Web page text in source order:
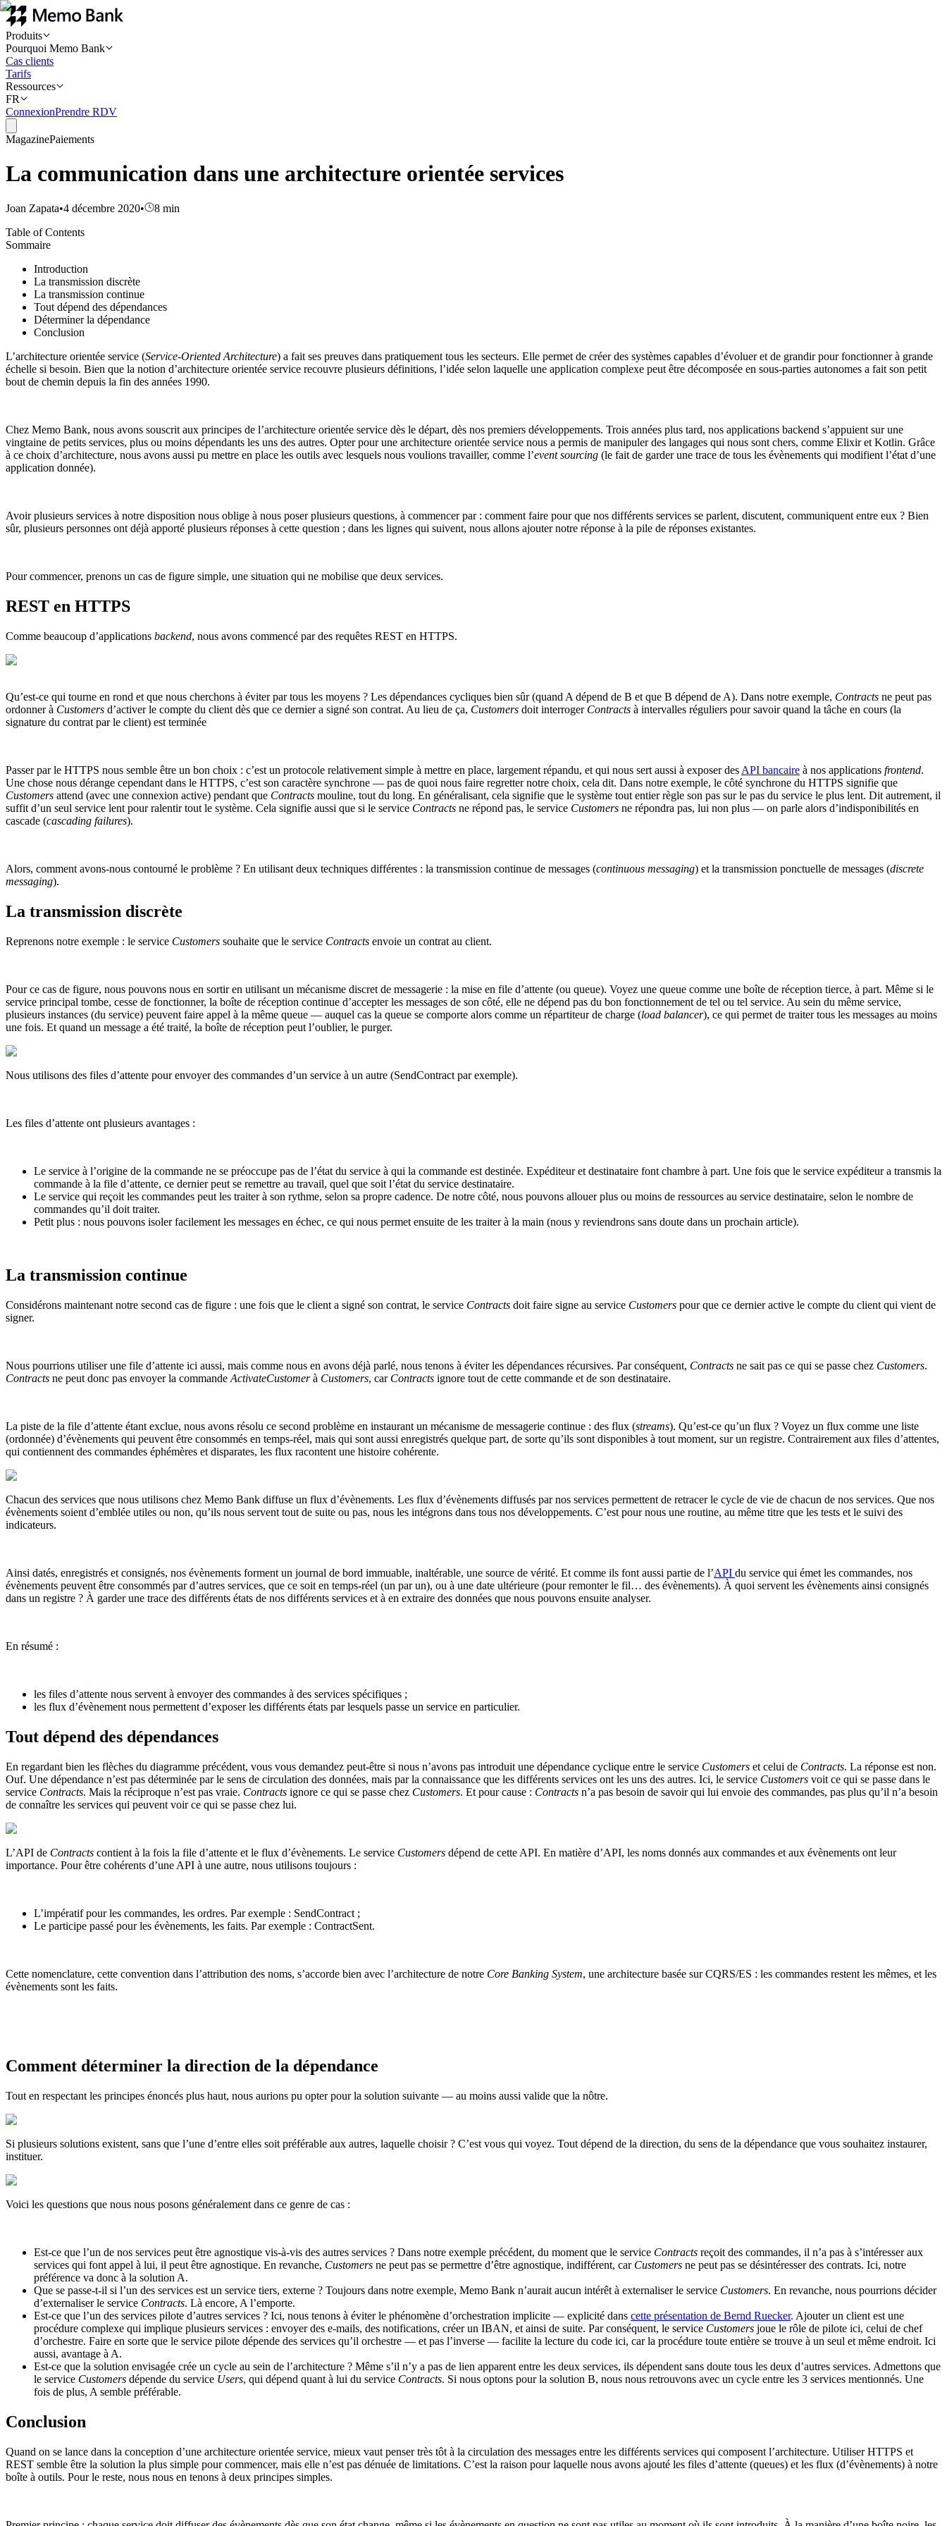
Produits
Pourquoi Memo Bank
Cas clients
Tarifs
Ressources
FR
ConnexionPrendre RDV
MagazinePaiements
La communication dans une architecture orientée services
Joan Zapata•4 décembre 2020• 8 min
Table of Contents
Sommaire
Introduction
La transmission discrète
La transmission continue
Tout dépend des dépendances
Déterminer la dépendance
Conclusion
L’architecture orientée service (Service-Oriented Architecture) a fait ses preuves dans pratiquement tous les secteurs. Elle permet de créer des systèmes capables d’évoluer et de grandir pour fonctionner à grande
échelle si besoin. Bien que la notion d’architecture orientée service recouvre plusieurs définitions, l’idée selon laquelle une application complexe peut être décomposée en sous-parties autonomes a fait son petit
bout de chemin depuis la fin des années 1990.
Chez Memo Bank, nous avons souscrit aux principes de l’architecture orientée service dès le départ, dès nos premiers développements. Trois années plus tard, nos applications backend s’appuient sur une
vingtaine de petits services, plus ou moins dépendants les uns des autres. Opter pour une architecture orientée service nous a permis de manipuler des langages qui nous sont chers, comme Elixir et Kotlin. Grâce
à ce choix d’architecture, nous avons aussi pu mettre en place les outils avec lesquels nous voulions travailler, comme l’event sourcing (le fait de garder une trace de tous les évènements qui modifient l’état d’une
application donnée).
Avoir plusieurs services à notre disposition nous oblige à nous poser plusieurs questions, à commencer par : comment faire pour que nos différents services se parlent, discutent, communiquent entre eux ? Bien
sûr, plusieurs personnes ont déjà apporté plusieurs réponses à cette question ; dans les lignes qui suivent, nous allons ajouter notre réponse à la pile de réponses existantes.
Pour commencer, prenons un cas de figure simple, une situation qui ne mobilise que deux services.
REST en HTTPS
Comme beaucoup d’applications backend, nous avons commencé par des requêtes REST en HTTPS.
Qu’est-ce qui tourne en rond et que nous cherchons à éviter par tous les moyens ? Les dépendances cycliques bien sûr (quand A dépend de B et que B dépend de A). Dans notre exemple, Contracts ne peut pas
ordonner à Customers d’activer le compte du client dès que ce dernier a signé son contrat. Au lieu de ça, Customers doit interroger Contracts à intervalles réguliers pour savoir quand la tâche en cours (la
signature du contrat par le client) est terminée
Passer par le HTTPS nous semble être un bon choix : c’est un protocole relativement simple à mettre en place, largement répandu, et qui nous sert aussi à exposer des API bancaire à nos applications frontend.
Une chose nous dérange cependant dans le HTTPS, c’est son caractère synchrone — pas de quoi nous faire regretter notre choix, cela dit. Dans notre exemple, le côté synchrone du HTTPS signifie que
Customers attend (avec une connexion active) pendant que Contracts mouline, tout du long. En généralisant, cela signifie que le système tout entier règle son pas sur le pas du service le plus lent. Dit autrement, il
suffit d’un seul service lent pour ralentir tout le système. Cela signifie aussi que si le service Contracts ne répond pas, le service Customers ne répondra pas, lui non plus — on parle alors d’indisponibilités en
cascade (cascading failures).
Alors, comment avons-nous contourné le problème ? En utilisant deux techniques différentes : la transmission continue de messages (continuous messaging) et la transmission ponctuelle de messages (discrete
messaging).
La transmission discrète
Reprenons notre exemple : le service Customers souhaite que le service Contracts envoie un contrat au client.
Pour ce cas de figure, nous pouvons nous en sortir en utilisant un mécanisme discret de messagerie : la mise en file d’attente (ou queue). Voyez une queue comme une boîte de réception tierce, à part. Même si le
service principal tombe, cesse de fonctionner, la boîte de réception continue d’accepter les messages de son côté, elle ne dépend pas du bon fonctionnement de tel ou tel service. Au sein du même service,
plusieurs instances (du service) peuvent faire appel à la même queue — auquel cas la queue se comporte alors comme un répartiteur de charge (load balancer), ce qui permet de traiter tous les messages au moins
une fois. Et quand un message a été traité, la boîte de réception peut l’oublier, le purger.
Nous utilisons des files d’attente pour envoyer des commandes d’un service à un autre (SendContract par exemple).
Les files d’attente ont plusieurs avantages :
Le service à l’origine de la commande ne se préoccupe pas de l’état du service à qui la commande est destinée. Expéditeur et destinataire font chambre à part. Une fois que le service expéditeur a transmis la
commande à la file d’attente, ce dernier peut se remettre au travail, quel que soit l’état du service destinataire.
Le service qui reçoit les commandes peut les traiter à son rythme, selon sa propre cadence. De notre côté, nous pouvons allouer plus ou moins de ressources au service destinataire, selon le nombre de
commandes qu’il doit traiter.
Petit plus : nous pouvons isoler facilement les messages en échec, ce qui nous permet ensuite de les traiter à la main (nous y reviendrons sans doute dans un prochain article).
La transmission continue
Considérons maintenant notre second cas de figure : une fois que le client a signé son contrat, le service Contracts doit faire signe au service Customers pour que ce dernier active le compte du client qui vient de
signer.
Nous pourrions utiliser une file d’attente ici aussi, mais comme nous en avons déjà parlé, nous tenons à éviter les dépendances récursives. Par conséquent, Contracts ne sait pas ce qui se passe chez Customers.
Contracts ne peut donc pas envoyer la commande ActivateCustomerà Customers, car Contracts ignore tout de cette commande et de son destinataire.
La piste de la file d’attente étant exclue, nous avons résolu ce second problème en instaurant un mécanisme de messagerie continue : des flux (streams). Qu’est-ce qu’un flux ? Voyez un flux comme une liste
(ordonnée) d’évènements qui peuvent être consommés en temps-réel, mais qui sont aussi enregistrés quelque part, de sorte qu’ils sont disponibles à tout moment, sur un registre. Contrairement aux files d’attentes,
qui contiennent des commandes éphémères et disparates, les flux racontent une histoire cohérente.
Chacun des services que nous utilisons chez Memo Bank diffuse un flux d’évènements. Les flux d’évènements diffusés par nos services permettent de retracer le cycle de vie de chacun de nos services. Que nos
évènements soient d’emblée utiles ou non, qu’ils nous servent tout de suite ou pas, nous les intégrons dans tous nos développements. C’est pour nous une routine, au même titre que les tests et le suivi des
indicateurs.
Ainsi datés, enregistrés et consignés, nos évènements forment un journal de bord immuable, inaltérable, une source de vérité. Et comme ils font aussi partie de l’API du service qui émet les commandes, nos
évènements peuvent être consommés par d’autres services, que ce soit en temps-réel (un par un), ou à une date ultérieure (pour remonter le fil… des évènements). À quoi servent les évènements ainsi consignés
dans un registre ? À garder une trace des différents états de nos différents services et à en extraire des données que nous pouvons ensuite analyser.
En résumé :
les files d’attente nous servent à envoyer des commandes à des services spécifiques ;
les flux d’évènement nous permettent d’exposer les différents états par lesquels passe un service en particulier.
Tout dépend des dépendances
En regardant bien les flèches du diagramme précédent, vous vous demandez peut-être si nous n’avons pas introduit une dépendance cyclique entre le service Customers et celui de Contracts. La réponse est non.
Ouf. Une dépendance n’est pas déterminée par le sens de circulation des données, mais par la connaissance que les différents services ont les uns des autres. Ici, le service Customers voit ce qui se passe dans le
service Contracts. Mais la réciproque n’est pas vraie. Contracts ignore ce qui se passe chez Customers. Et pour cause : Contracts n’a pas besoin de savoir qui lui envoie des commandes, pas plus qu’il n’a besoin
de connaître les services qui peuvent voir ce qui se passe chez lui.
L’API de Contracts contient à la fois la file d’attente et le flux d’évènements. Le service Customers dépend de cette API. En matière d’API, les noms donnés aux commandes et aux évènements ont leur
importance. Pour être cohérents d’une API à une autre, nous utilisons toujours :
L’impératif pour les commandes, les ordres. Par exemple : SendContract ;
Le participe passé pour les évènements, les faits. Par exemple : ContractSent.
Cette nomenclature, cette convention dans l’attribution des noms, s’accorde bien avec l’architecture de notre Core Banking System, une architecture basée sur CQRS/ES : les commandes restent les mêmes, et les
évènements sont les faits.
Comment déterminer la direction de la dépendance
Tout en respectant les principes énoncés plus haut, nous aurions pu opter pour la solution suivante — au moins aussi valide que la nôtre.
Si plusieurs solutions existent, sans que l’une d’entre elles soit préférable aux autres, laquelle choisir ? C’est vous qui voyez. Tout dépend de la direction, du sens de la dépendance que vous souhaitez instaurer,
instituer.
Voici les questions que nous nous posons généralement dans ce genre de cas :
Est-ce que l’un de nos services peut être agnostique vis-à-vis des autres services ? Dans notre exemple précédent, du moment que le service Contracts reçoit des commandes, il n’a pas à s’intéresser aux
services qui font appel à lui, il peut être agnostique. En revanche, Customers ne peut pas se permettre d’être agnostique, indifférent, car Customers ne peut pas se désintéresser des contrats. Ici, notre
préférence va donc à la solution A.
Que se passe-t-il si l’un des services est un service tiers, externe ? Toujours dans notre exemple, Memo Bank n’aurait aucun intérêt à externaliser le service Customers. En revanche, nous pourrions décider
d’externaliser le service Contracts. Là encore, A l’emporte.
Est-ce que l’un des services pilote d’autres services ? Ici, nous tenons à éviter le phénomène d’orchestration implicite — explicité dans cette présentation de Bernd Ruecker. Ajouter un client est une
procédure complexe qui implique plusieurs services : envoyer des e-mails, des notifications, créer un IBAN, et ainsi de suite. Par conséquent, le service Customers joue le rôle de pilote ici, celui de chef
d’orchestre. Faire en sorte que le service pilote dépende des services qu’il orchestre — et pas l’inverse — facilite la lecture du code ici, car la procédure toute entière se trouve à un seul et même endroit. Ici
aussi, avantage à A.
Est-ce que la solution envisagée crée un cycle au sein de l’architecture ? Même s’il n’y a pas de lien apparent entre les deux services, ils dépendent sans doute tous les deux d’autres services. Admettons que
le service Customers dépende du service Users, qui dépend quant à lui du service Contracts. Si nous optons pour la solution B, nous nous retrouvons avec un cycle entre les 3 services mentionnés. Une
fois de plus, A semble préférable.
Conclusion
Quand on se lance dans la conception d’une architecture orientée service, mieux vaut penser très tôt à la circulation des messages entre les différents services qui composent l’architecture. Utiliser HTTPS et
REST semble être la solution la plus simple pour commencer, mais elle n’est pas dénuée de limitations. C’est la raison pour laquelle nous avons ajouté les files d’attente (queues) et les flux (d’évènements) à notre
boîte à outils. Pour le reste, nous nous en tenons à deux principes simples.